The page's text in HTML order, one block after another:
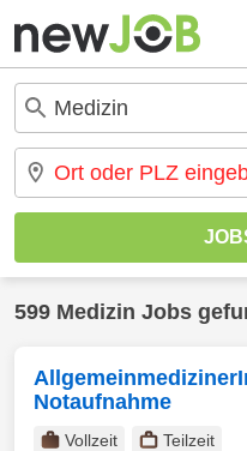
599 Medizin Jobs
Notaufnahme
Vollzeit
Teilzeit